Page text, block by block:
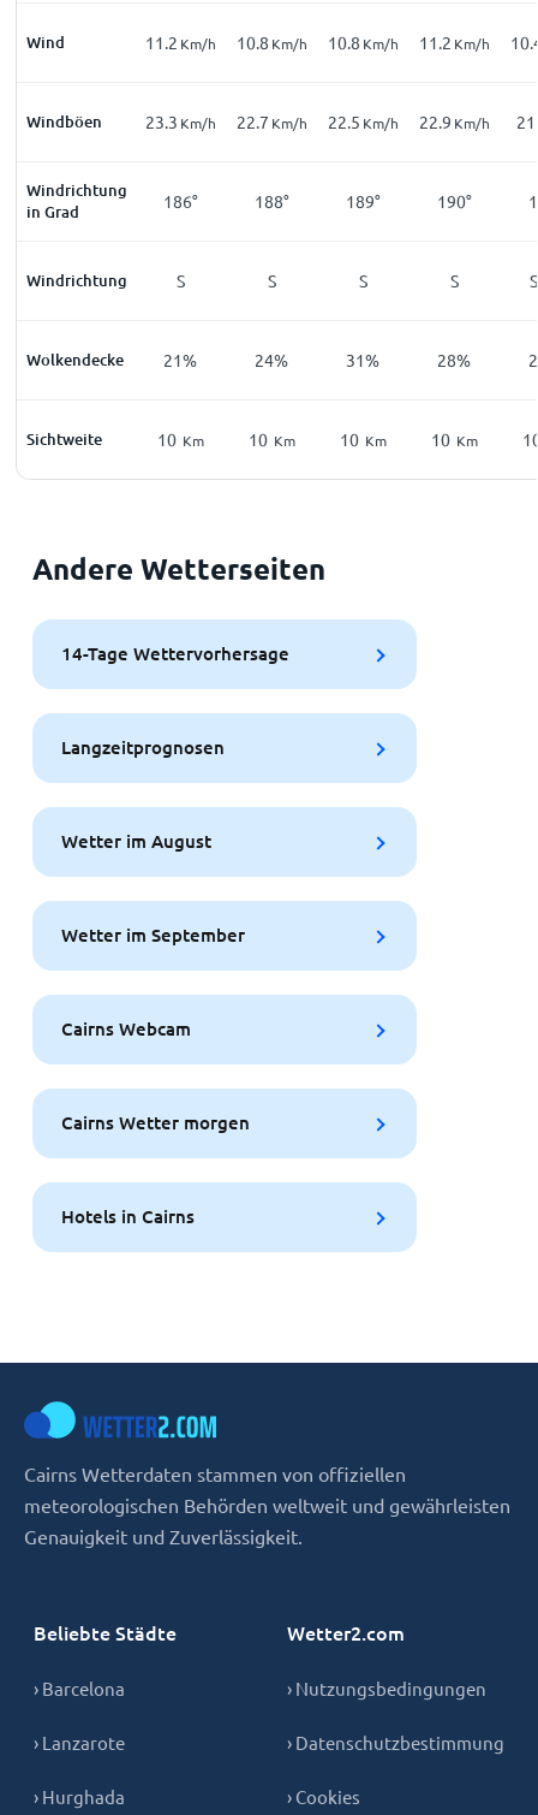
Wind 11.2 Km/h 10.8 Km/h 10.8 Km/h 11.2 Km/h
Windböen 23.3 Km/h 22.7 Km/h 22.5 Km/h 22.9 Km/h 21
Windrichtung
in Grad
186° 188° 189° 190°
Windrichtung S S S S
Wolkendecke 21% 24% 31% 28%
Sichtweite 10 Km 10 Km 10 Km 10 Km
Andere Wetterseiten
14-Tage Wettervorhersage
Langzeitprognosen
Wetter im August
Wetter im September
Cairns Webcam
Cairns Wetter morgen
Hotels in Cairns
Cairns Wetterdaten stammen von offiziellen
meteorologischen Behörden weltweit und gewährleisten
Genauigkeit und Zuverlässigkeit.
Beliebte Städte
› Barcelona
› Lanzarote
› Hurghada
Wetter2.com
› Nutzungsbedingungen
› Datenschutzbestimmung
› Cookies